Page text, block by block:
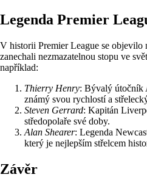
Legenda Premier
V historii Premier League se objevilo
zanechali nezmazatelnou stopu ve
například:
Thierry Henry: Bývalý útočník
známý svou rychlostí a
Steven Gerrard: Kapitán
středopolaře své doby.
Alan Shearer: Legenda
který je nejlepším střelcem
Závěr